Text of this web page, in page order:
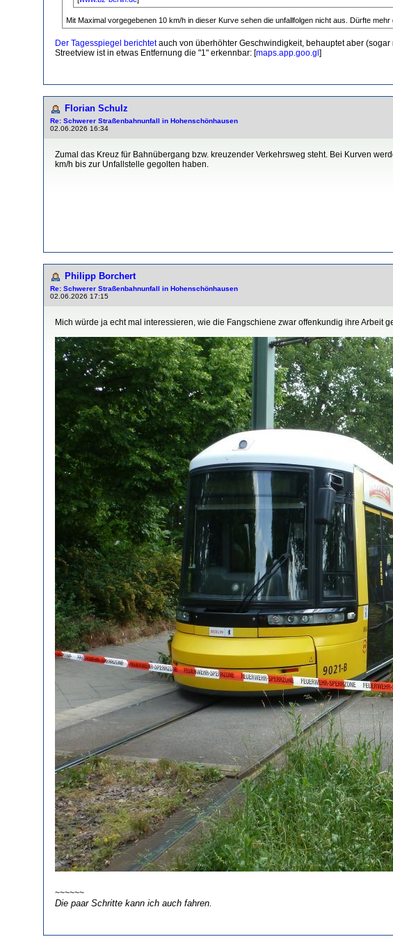
Mit Maximal vorgegebenen 10 km/h in dieser Kurve sehen die unfallfolgen nicht aus. Dürfte mehr
Der Tagesspiegel berichtetauch von überhöhter Geschwindigkeit, behauptet aber (sogar
Streetview ist in etwas Entfernung die "1" erkennbar: [maps.app.goo.gl]
Florian Schulz
Re: Schwerer Straßenbahnunfall in Hohenschönhausen
02.06.2026 16:34
Zumal das Kreuz für Bahnübergang bzw. kreuzender Verkehrsweg steht. Bei Kurven
km/h bis zur Unfallstelle gegolten haben.
Philipp Borchert
Re: Schwerer Straßenbahnunfall in Hohenschönhausen
02.06.2026 17:15
Mich würde ja echt mal interessieren, wie die Fangschiene zwar offenkundig ihre Arbeit
~~~~~~
Die paar Schritte kann ich auch fahren.